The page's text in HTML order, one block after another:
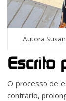
Autora
Escrito
O processo de
contrário,